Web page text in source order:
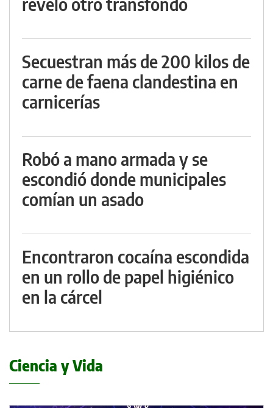
Secuestran más de 200 kilos de
carne de faena clandestina en
carnicerías
Robó a mano armada y se
escondió donde municipales
comían un asado
Encontraron cocaína escondida
en un rollo de papel higiénico
en la cárcel
Ciencia y Vida